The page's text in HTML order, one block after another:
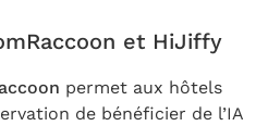
et HiJiffy
permet aux hôtels
de bénéficier de l’IA